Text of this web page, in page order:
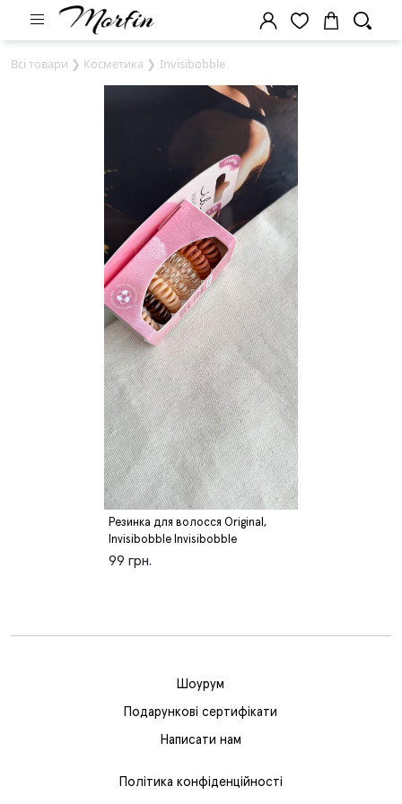
Всі товари ❯ Косметика ❯ Invisibobble
Резинка для волосся Original,
Invisibobble Invisibobble
99 грн.
Шоурум
Подарункові сертифікати
Написати нам
Політика конфіденційності